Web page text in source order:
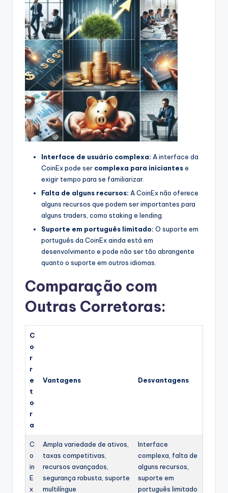
Interface de usuário complexa: A interface da
CoinEx pode ser complexa para iniciantese
exigir tempo para se familiarizar.
Falta de alguns recursos: A CoinEx não oferece
alguns recursos que podem ser importantes para
alguns traders, como staking e lending.
Suporte em português limitado: O suporte em
português da CoinEx ainda está em
desenvolvimento e pode não ser tão abrangente
quanto o suporte em outros idiomas.
Comparação com
Outras Corretoras:
C
o
r
r
e
t
o
r
a
Vantagens Desvantagens
C
o
in
E
x
Ampla variedade de ativos,
taxas competitivas,
recursos avançados,
segurança robusta, suporte
multilíngue
Interface
complexa, falta de
alguns recursos,
suporte em
português limitado